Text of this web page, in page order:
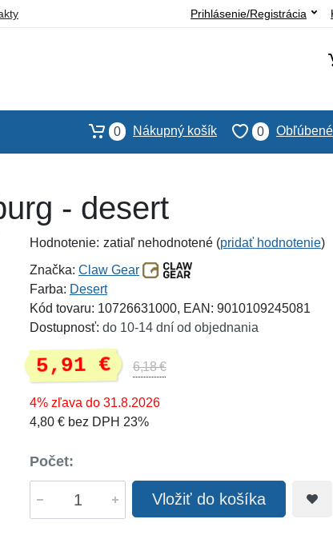
Prihlásenie/Registrácia
0 Obľúbené
0 Nákupný košík
- desert
Hodnotenie: zatiaľ nehodnotené (pridať hodnotenie)
Značka: Claw Gear
Farba: Desert
Kód tovaru: 10726631000, EAN: 9010109245081
Dostupnosť: do 10-14 dní od objednania
5,91 € 6,18 €
4% zľava do 31.8.2026
4,80 € bez DPH 23%
Počet:
Vložiť do košíka